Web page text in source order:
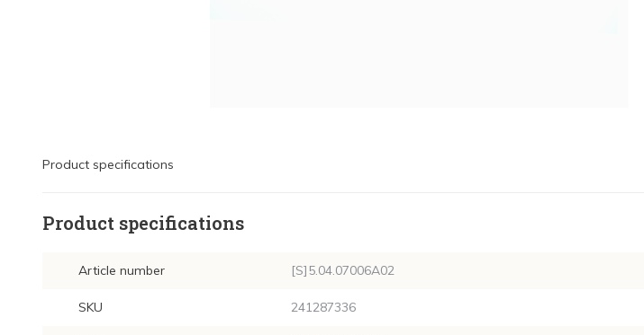
Product specifications
Product specifications
Article number [S]5.04.07006A02
SKU 241287336